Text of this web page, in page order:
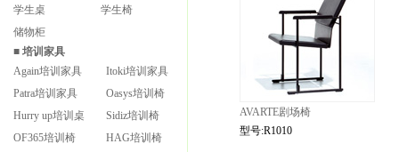
学生桌
学生椅
储物柜
■ 培训家具
Again培训家具
Itoki培训家具
Patra培训家具
Oasys培训椅
Hurry up培训桌
Sidiz培训椅
OF365培训椅
HAG培训椅
AVARTE剧场椅
型号:R1010